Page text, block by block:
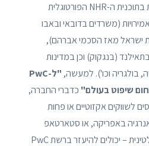
היא אחת הייעוציות המובילות בתוכנית ה-NHR הפורטוגלית
(משרדים בדובאי ובאבו
ישראל מאז הסכמי אברהם),
(בנגקוק) וכן במדינות
בולגריה וכו'). למעשה,
"ל-PwC
שיפוט בעולם" כדברי החברה,
לשווקים אקזוטיים או פחות
באפריקה, או סטארטאפ
ישראלי הפועל באמריקה הלטינית – יכולים להיעזר ברשת PwC